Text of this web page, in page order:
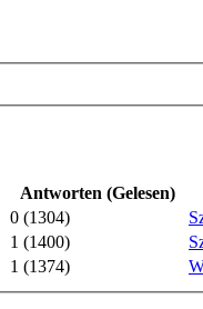
Antworten (Gelesen)
0 (1304)
1 (1400)
1 (1374)